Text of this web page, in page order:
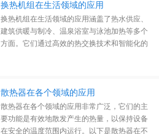
换热机组在生活领域的应用
换热机组在生活领域的应用涵盖了热水供应、
建筑供暖与制冷、温泉浴室与泳池加热等多个
方面。它们通过高效的热交换技术和智能化的
散热器在各个领域的应用
散热器在各个领域的应用非常广泛，它们的主
要功能是有效地散发产生的热量，以保持设备
在安全的温度范围内运行。以下是散热器在不